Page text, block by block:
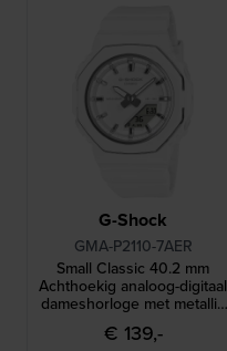
G-Shock
GMA-P2110-7AER
Small Classic 40.2 mm
Achthoekig analoog-digitaal
dameshorloge met metallic
bezel
€ 139,-